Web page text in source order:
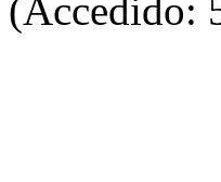
(Accedido: